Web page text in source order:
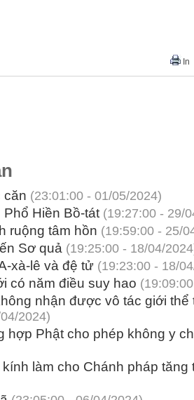
In
căn (23:01:00 - 01/05/2024)
Hiền Bồ-tát (19:27:00 - 29/
ruộng tâm hồn (19:59:00 - 25/
Sơ quả (19:25:00 - 18/04/
xà-lê và đệ tử (19:23:00 - 18/
có năm điều suy hao
nhận được vô tác giới thể
2024)
hợp Phật cho phép không y
làm cho Chánh pháp tăng